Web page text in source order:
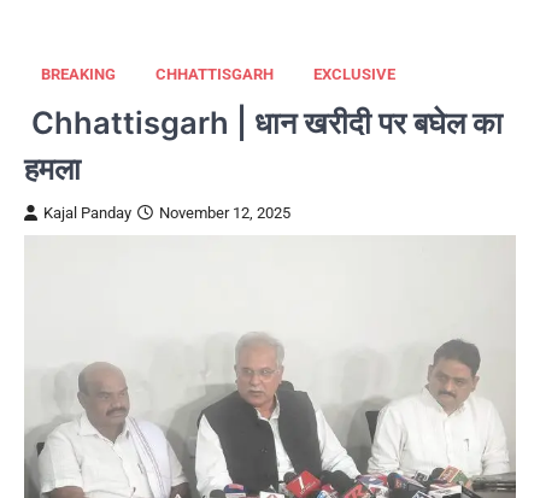
BREAKING CHHATTISGARH EXCLUSIVE
Chhattisgarh | धान खरीदी पर बघेल का
हमला
Kajal Panday November 12, 2025